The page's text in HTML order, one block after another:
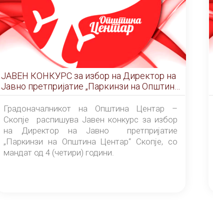
ЈАВЕН КОНКУРС за избор на Директор на
Јавно претпријатие „Паркинзи на Општина
Центар“ – Скопје
Градоначалникот на Општина Центар –
Скопје распишува Јавен конкурс за избор
на Директор на Јавно претпријатие
„Паркинзи на Општина Центар“ Скопје, со
мандат од 4 (четири) години.